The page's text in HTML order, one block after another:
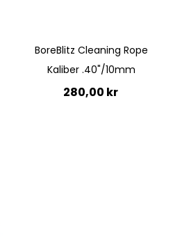
BoreBlitz Cleaning Rope
Kaliber .40"/10mm
280,00 kr